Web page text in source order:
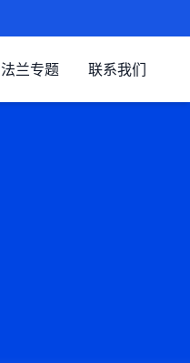
法兰专题 联系我们